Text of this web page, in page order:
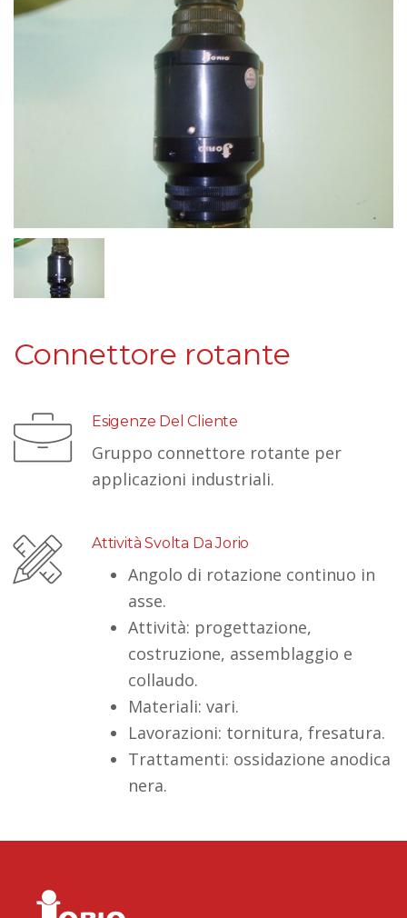
Connettore rotante
Esigenze Del Cliente
Gruppo connettore rotante per
applicazioni industriali.
Attività Svolta Da Jorio
Angolo di rotazione continuo in
asse.
Attività: progettazione,
costruzione, assemblaggio e
collaudo.
Materiali: vari.
Lavorazioni: tornitura, fresatura.
Trattamenti: ossidazione anodica
nera.